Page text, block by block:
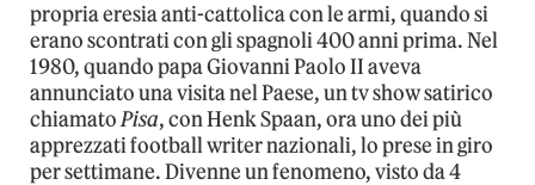
propria eresia anti-cattolica con le armi, quando si
erano scontrati con gli spagnoli 400 anni prima. Nel
1980, quando papa Giovanni Paolo II aveva
annunciato una visita nel Paese, un tv show satirico
chiamatoPisa, con Henk Spaan, ora uno dei più
apprezzati football writer nazionali, lo prese in giro
per settimane. Divenne un fenomeno, visto da 4